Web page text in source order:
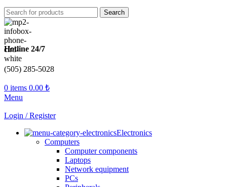
Search
Hotline 24/7
(505) 285-5028
0 items 0.00 ₺
Menu
Login / Register
Electronics
Computers
Computer components
Laptops
Network equipment
PCs